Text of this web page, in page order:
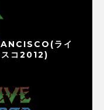
ライ
スコ2012)